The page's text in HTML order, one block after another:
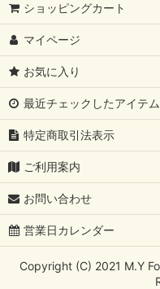
ショッピングカート
マイページ
お気に入り
最近チェックしたアイテム
特定商取引法表示
ご利用案内
お問い合わせ
営業日カレンダー
Copyright (C) 2021 M.Y